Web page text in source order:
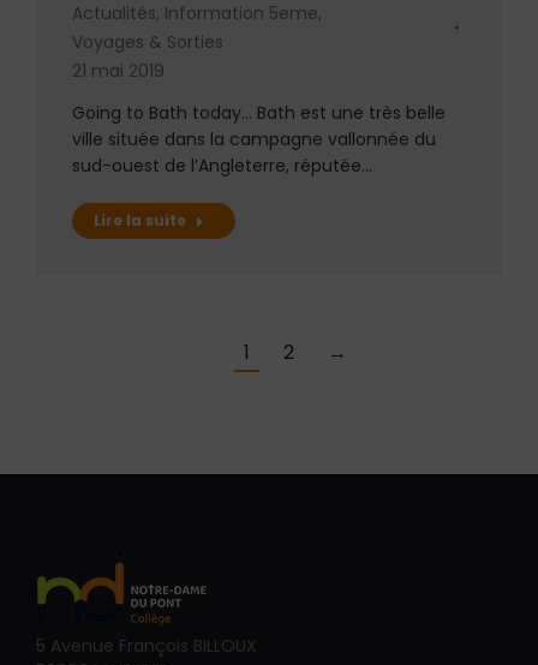
Actualités, Information 5eme,
Voyages & Sorties
21 mai 2019
Going to Bath today… Bath est une très belle
ville située dans la campagne vallonnée du
sud-ouest de l’Angleterre, réputée…
Lire la suite
1 2 →
5 Avenue François BILLOUX